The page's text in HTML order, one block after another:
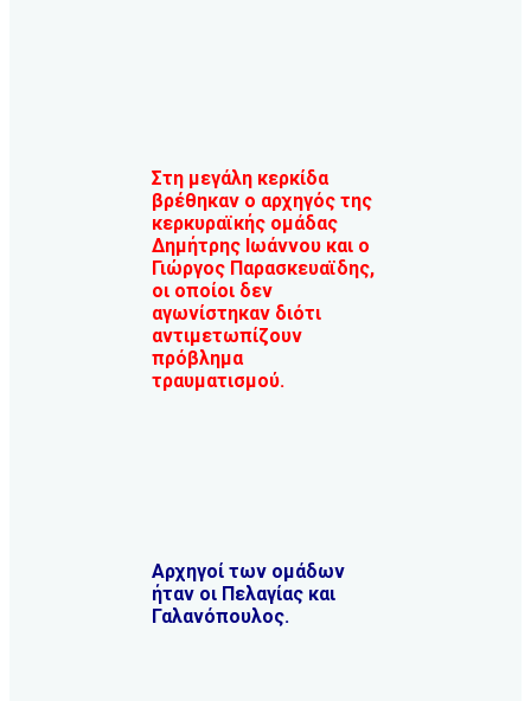
Στη μεγάλη κερκίδα
βρέθηκαν ο αρχηγός της
κερκυραϊκής ομάδας
Δημήτρης Ιωάννου και ο
Γιώργος Παρασκευαϊδης,
οι οποίοι δεν
αγωνίστηκαν διότι
αντιμετωπίζουν
πρόβλημα
τραυματισμού.
Αρχηγοί των ομάδων
ήταν οι Πελαγίας και
Γαλανόπουλος.